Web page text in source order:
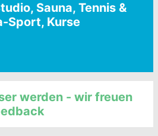
Sauna, Tennis &
Sport, Kurse
werden - wir freuen